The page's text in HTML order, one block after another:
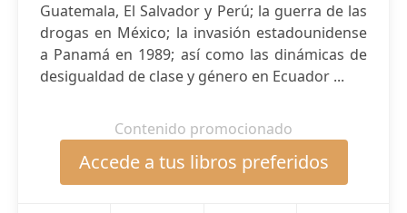
Guatemala, El Salvador y Perú; la guerra de las
drogas en México; la invasión estadounidense
a Panamá en 1989; así como las dinámicas de
desigualdad de clase y género en Ecuador ...
Contenido promocionado
Accede a tus libros preferidos